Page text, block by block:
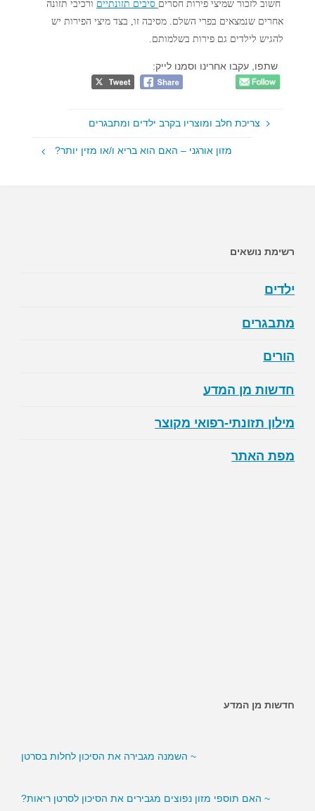
חשוב לזכור שמיצי פירות חסרים סיבים תזונתיים ורכיבי תזונה
אחרים שנמצאים בפרי השלם. מסיבה זו, בצד מיצי הפירות יש
להגיש לילדים גם פירות בשלמותם.
שתפו, עקבו אחרינו וסמנו לייק:
צריכת חלב ומוצריו בקרב ילדים ומתבגרים
מזון אורגני – האם הוא בריא ו/או מזין יותר?
רשימת נושאים
ילדים
מתבגרים
הורים
חדשות מן המדע
מילון תזונתי-רפואי מקוצר
מפת האתר
חדשות מן המדע
~ האם ממתיקים מלאכותיים מגבירים את הסיכון לסוכרת?
~ השמנה מגבירה את הסיכון לחלות בסרטן
~ האם תוספי מזון נפוצים מגבירים את הסיכון לסרטן ריאות?